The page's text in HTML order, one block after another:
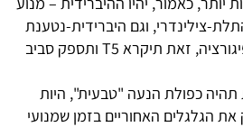
צילינדרי, וגם היברידית-נטענת
שמבוססת על אותה קונפיגורציה, זאת תיקרא T5 ותספק סביב
תהיה כפולת הנעה "טבעית", היות
הגלגלים האחוריים בזמן שמנועי